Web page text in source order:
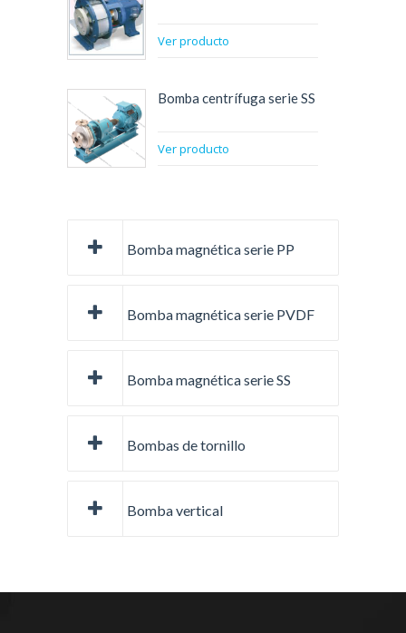
Ver producto
Bomba centrífuga serie SS
Ver producto
Bomba magnética serie PP
Bomba magnética serie PVDF
Bomba magnética serie SS
Bombas de tornillo
Bomba vertical